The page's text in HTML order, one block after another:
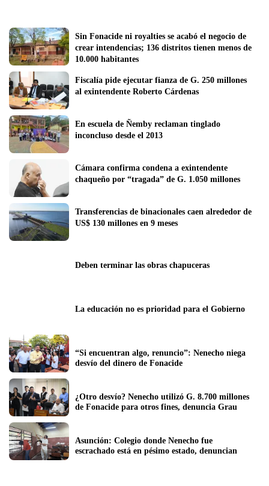
Sin Fonacide ni royalties se acabó el negocio de
crear intendencias; 136 distritos tienen menos de
Fiscalía pide ejecutar fianza de G. 250 millones
al exintendente Roberto Cárdenas
En escuela de Ñemby reclaman tinglado
inconcluso desde el 2013
Cámara confirma condena a exintendente
chaqueño por “tragada” de G. 1.050 millones
Transferencias de binacionales caen alrededor de
US$ 130 millones en 9 meses
Deben terminar las obras chapuceras
La educación no es prioridad para el Gobierno
“Si encuentran algo, renuncio”: Nenecho niega
desvío del dinero de Fonacide
¿Otro desvío? Nenecho utilizó G. 8.700 millones
Asunción: Colegio donde Nenecho fue
escrachado está en pésimo estado, denuncian